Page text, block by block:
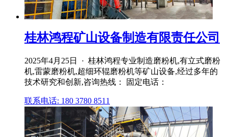
桂林鸿程矿山设备制造有限责任公司
2025年4月25日 · 桂林鸿程专业制造磨粉机,有立式磨粉
机,雷蒙磨粉机,超细环辊磨粉机等矿山设备,经过多年的
技术研究和创新,咨询热线： 固定电话：
联系电话: 180 3780 8511